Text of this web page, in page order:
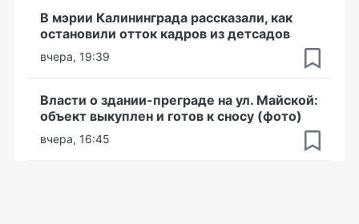
В мэрии Калининграда рассказали, как
остановили отток кадров из детсадов
вчера, 19:39
Власти о здании-преграде на ул. Майской:
объект выкуплен и готов к сносу (фото)
вчера, 16:45